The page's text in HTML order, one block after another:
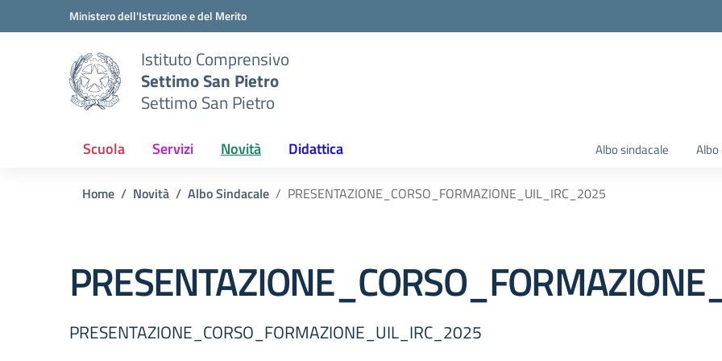
Vai ai contenuti
Vai al menu di navigazioneMinistero dell'Istruzione e del Merito
Istituto Comprensivo
Settimo San Pietro
Settimo San Pietro
Scuola Servizi Novità Didattica Albo sindacale Albo
Home Novità Albo Sindacale PRESENTAZIONE_CORSO_FORMAZIONE_UIL_IRC_2025
PRESENTAZIONE_CORSO_FORMAZIONE_UIL_IRC_2025